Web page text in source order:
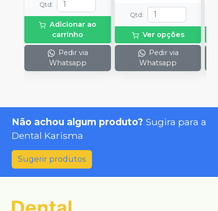
Qtd :
Adicionar ao
carrinho
Pedir via
Whatsapp
Qtd :
Ver opções
Pedir via
Whatsapp
Não achou algum produto? Sugira para a
Dental Karisma
Sugerir produtos